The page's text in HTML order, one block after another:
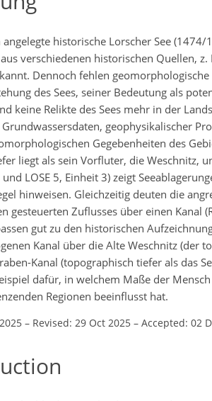
historische Lorscher See
verschiedenen historischen Quellen,
Dennoch fehlen
des Sees, seiner Bedeutung als
keine Relikte des Sees mehr in der
geophysikalischer
Gegebenheiten des
liegt als sein Vorfluter, die Weschnitz,
und LOSE 5, Einheit 3) zeigt
hinweisen. Gleichzeitig deuten die
gesteuerten Zuflusses über einen Kanal
gut zu den historischen
Kanal über die Alte Weschnitz (der
Kanal (topographisch tiefer als das
dafür, in welchem Maße der
Regionen beeinflusst hat.
– Revised: 29 Oct 2025 – Accepted: 02